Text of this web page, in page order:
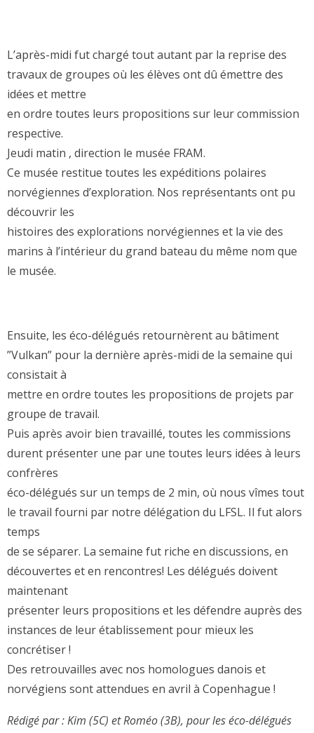
L’après-midi fut chargé tout autant par la reprise des
travaux de groupes où les élèves ont dû émettre des
idées et mettre
en ordre toutes leurs propositions sur leur commission
respective.
Jeudi matin , direction le musée FRAM.
Ce musée restitue toutes les expéditions polaires
norvégiennes d’exploration. Nos représentants ont pu
découvrir les
histoires des explorations norvégiennes et la vie des
marins à l’intérieur du grand bateau du même nom que
le musée.
Ensuite, les éco-délégués retournèrent au bâtiment
”Vulkan” pour la dernière après-midi de la semaine qui
consistait à
mettre en ordre toutes les propositions de projets par
groupe de travail.
Puis après avoir bien travaillé, toutes les commissions
durent présenter une par une toutes leurs idées à leurs
confrères
éco-délégués sur un temps de 2 min, où nous vîmes tout
le travail fourni par notre délégation du LFSL. Il fut alors
temps
de se séparer. La semaine fut riche en discussions, en
découvertes et en rencontres! Les délégués doivent
maintenant
présenter leurs propositions et les défendre auprès des
instances de leur établissement pour mieux les
concrétiser !
Des retrouvailles avec nos homologues danois et
norvégiens sont attendues en avril à Copenhague !
Rédigé par : Kim (5C) et Roméo (3B), pour les éco-délégués